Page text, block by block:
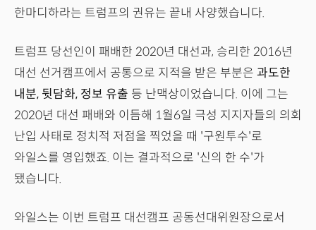
한마디하라는 트럼프의 권유는 끝내 사양했습니다.
트럼프 당선인이 패배한 2020년 대선과, 승리한 2016년
대선 선거캠프에서 공통으로 지적을 받은 부분은 과도한
내분, 뒷담화, 정보 유출 등 난맥상이었습니다. 이에 그는
2020년 대선 패배와 이듬해 1월6일 극성 지지자들의 의회
난입 사태로 정치적 저점을 찍었을 때 '구원투수'로
와일스를 영입했죠. 이는 결과적으로 '신의 한 수'가
됐습니다.
와일스는 이번 트럼프 대선캠프 공동선대위원장으로서